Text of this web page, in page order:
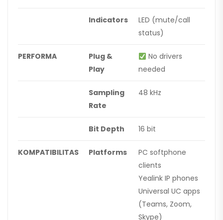
Indicators
LED (mute/call
status)
PERFORMA
Plug &
Play
No drivers
needed
Sampling
Rate
48 kHz
Bit Depth 16 bit
KOMPATIBILITAS Platforms
PC softphone
clients
Yealink IP phones
Universal UC apps
(Teams, Zoom,
Skype)